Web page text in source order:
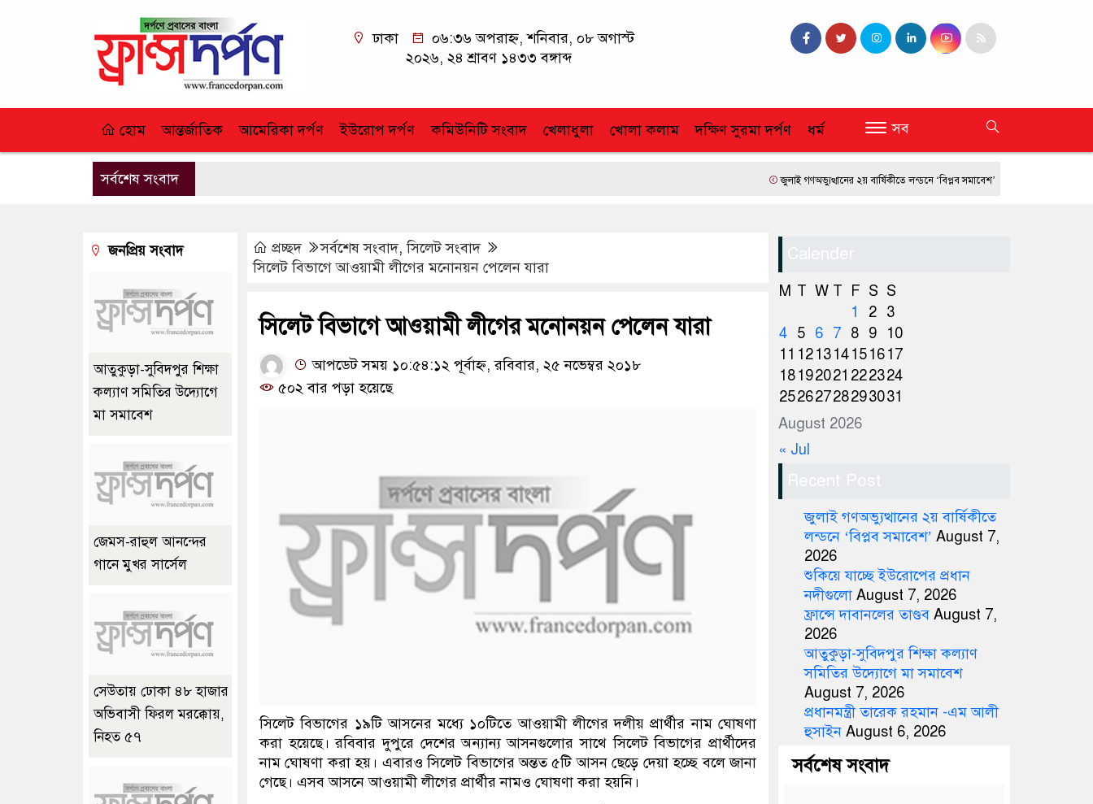
ঢাকা
০৬:৩৬ অপরাহ্ন, শনিবার, ০৮ অগাস্ট
২০২৬, ২৪ শ্রাবণ ১৪৩৩ বঙ্গাব্দ
হোম আন্তর্জাতিক আমেরিকা দর্পণ ইউরোপ দর্পণ কমিউনিটি সংবাদ খেলাধুলা খোলা কলাম দক্ষিণ সুরমা দর্পণ ধর্ম সব
সর্বশেষ সংবাদ জুলাই গণঅভ্যুত্থানের ২য় বার্ষিকীতে লন্ডনে ‘বিপ্লব সমাবেশ’ ফ্রান্সে দাবানলের তাণ্ডব
প্রচ্ছদ সর্বশেষ সংবাদ,সিলেট সংবাদ
সিলেট বিভাগে আওয়ামী লীগের মনোনয়ন পেলেন যারা
সিলেট বিভাগে আওয়ামী লীগের মনোনয়ন পেলেন যারা
আপডেট সময় ১০:৫৪:১২ পূর্বাহ্ন, রবিবার, ২৫ নভেম্বর ২০১৮
৫০২ বার পড়া হয়েছে
সিলেট বিভাগের ১৯টি আসনের মধ্যে ১০টিতে আওয়ামী লীগের দলীয় প্রার্থীর নাম ঘোষণা
করা হয়েছে। রবিবার দুপুরে দেশের অন্যান্য আসনগুলোর সাথে সিলেট বিভাগের প্রার্থীদের
নাম ঘোষণা করা হয়। এবারও সিলেট বিভাগের অন্তত ৫টি আসন ছেড়ে দেয়া হচ্ছে বলে জানা
গেছে। এসব আসনে আওয়ামী লীগের প্রার্থীর নামও ঘোষণা করা হয়নি।
জনপ্রিয় সংবাদ
আতুকুড়া-সুবিদপুর শিক্ষা
কল্যাণ সমিতির উদ্যোগে
মা সমাবেশ
জেমস-রাহুল আনন্দের
গানে মুখর সার্সেল
সেউতায় ঢোকা ৪৮ হাজার
অভিবাসী ফিরল মরক্কোয়,
নিহত ৫৭
Calender
August 2026
M T W T F S S
1
2 3
4 5 6 7 8 9
10
11 121314151617
18192021 222324
25262728293031
« Jul
Recent Post
জুলাই গণঅভ্যুত্থানের ২য় বার্ষিকীতে
লন্ডনে ‘বিপ্লব সমাবেশ’ August 7,
2026
শুকিয়ে যাচ্ছে ইউরোপের প্রধান
নদীগুলো August 7, 2026
ফ্রান্সে দাবানলের তাণ্ডব August 7,
2026
আতুকুড়া-সুবিদপুর শিক্ষা কল্যাণ
সমিতির উদ্যোগে মা সমাবেশ
August 7, 2026
প্রধানমন্ত্রী তারেক রহমান -এম আলী
হুসাইন August 6, 2026
সর্বশেষ সংবাদ